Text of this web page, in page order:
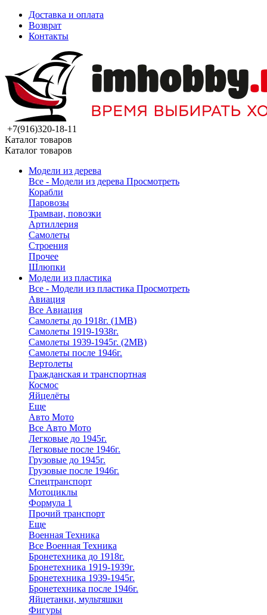
Доставка и оплата
Возврат
Контакты
+7(916)320-18-11
Каталог товаров
Каталог товаров
Модели из дерева
Все - Модели из дерева Просмотреть
Корабли
Паровозы
Трамваи, повозки
Артиллерия
Самолеты
Строения
Прочее
Шлюпки
Модели из пластика
Все - Модели из пластика Просмотреть
Авиация
Все Авиация
Самолеты до 1918г. (1МВ)
Самолеты 1919-1938г.
Самолеты 1939-1945г. (2МВ)
Самолеты после 1946г.
Вертолеты
Гражданская и транспортная
Космос
Яйцелёты
Еще
Авто Мото
Все Авто Мото
Легковые до 1945г.
Легковые после 1946г.
Грузовые до 1945г.
Грузовые после 1946г.
Спецтранспорт
Мотоциклы
Формула 1
Прочий транспорт
Еще
Военная Техника
Все Военная Техника
Бронетехника до 1918г.
Бронетехника 1919-1939г.
Бронетехника 1939-1945г.
Бронетехника после 1946г.
Яйцетанки, мультяшки
Фигуры